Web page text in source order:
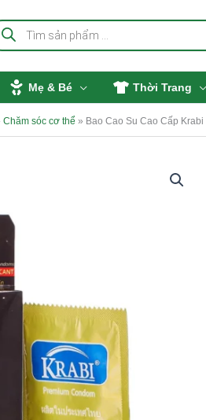
Mẹ & Bé Thời Trang
Chăm sóc cơ thể » Bao Cao Su Cao Cấp